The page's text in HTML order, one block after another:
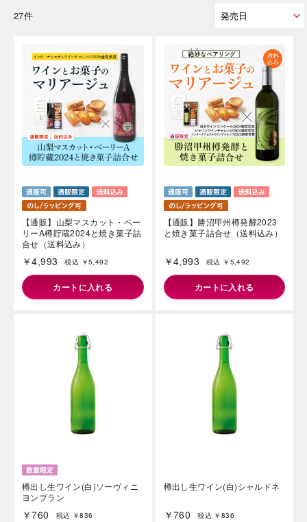
27件
【通販】山梨マスカット・ベー
リーA樽貯蔵2024と焼き菓子詰
合せ（送料込み）
￥4,993 税込 ￥5,492
カートに入れる
【通販】勝沼甲州樽発酵2023
と焼き菓子詰合せ（送料込み）
￥4,993 税込 ￥5,492
カートに入れる
樽出し生ワイン(白)ソーヴィニ
ヨンブラン
￥760 税込 ￥836
樽出し生ワイン(白)シャルドネ
￥760 税込 ￥836